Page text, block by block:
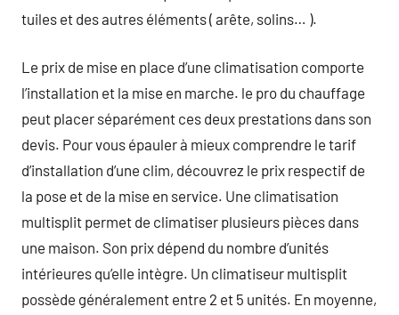
tuiles et des autres éléments ( arête, solins… ).
Le prix de mise en place d’une climatisation comporte
l’installation et la mise en marche. le pro du chauffage
peut placer séparément ces deux prestations dans son
devis. Pour vous épauler à mieux comprendre le tarif
d’installation d’une clim, découvrez le prix respectif de
la pose et de la mise en service. Une climatisation
multisplit permet de climatiser plusieurs pièces dans
une maison. Son prix dépend du nombre d’unités
intérieures qu’elle intègre. Un climatiseur multisplit
possède généralement entre 2 et 5 unités. En moyenne,